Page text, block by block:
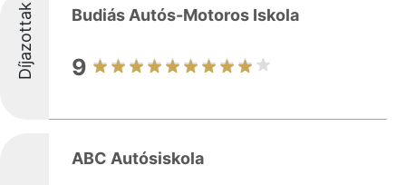
Díjazottak Budiás Autós-Motoros Iskola
9
ABC Autósiskola